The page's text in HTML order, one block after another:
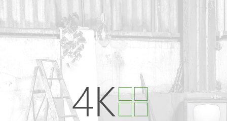
den Arbeitsaufgaben entsprechend
einzurichten. Entstehen sollten ein
ansprechender Empfangsbereich, Büros
für die Verwaltungsarbeitsplätze und
Geschäftsführung, Konferenzräume in
verschiedenen Größen, Teeküchen, eine
Cafeteria, Lagerräume und ein Erste-
Hilfe-Raum. Unsere Lösung Zusammen
mit dem Kunden haben wir ein
Gesamtkonzept entwickelt, das sowohl